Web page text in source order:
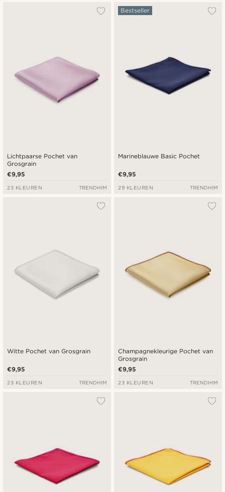
Lichtpaarse Pochet van
Grosgrain
€9,95
23 KLEUREN TRENDHIM
Marineblauwe Basic Pochet
Bestseller
€9,95
29 KLEUREN TRENDHIM
Witte Pochet van Grosgrain
€9,95
23 KLEUREN TRENDHIM
Champagnekleurige Pochet van
Grosgrain
€9,95
23 KLEUREN TRENDHIM